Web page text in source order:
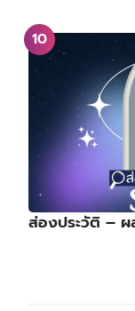
ส่องประวัติ –